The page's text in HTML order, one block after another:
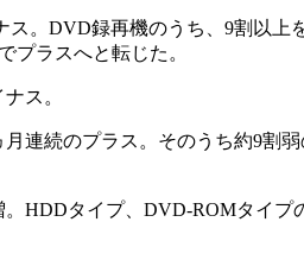
。DVD録再機のうち、9割以上
プラスへと転じた。
ス。
連続のプラス。そのうち約9割弱
HDDタイプ、DVD-ROMタイプ